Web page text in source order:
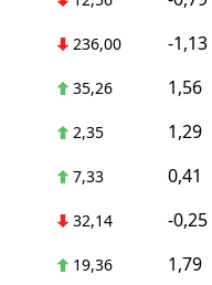
236,00 -1,13
35,26 1,56
2,35 1,29
7,33 0,41
32,14 -0,25
19,36 1,79